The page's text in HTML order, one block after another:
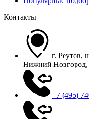
Контакты
г. Реутов,
Нижний Новгород,
+7 (495)